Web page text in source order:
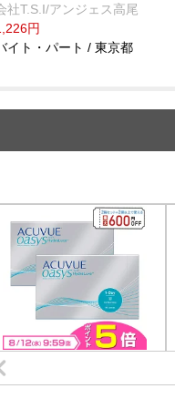
社T.S.I/アンジェス高尾
円
イト・パート / 東京都